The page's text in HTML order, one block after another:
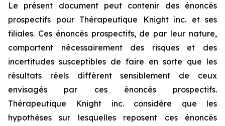
Le présent document peut contenir des énoncés
prospectifs pour Thérapeutique Knight inc. et ses
filiales. Ces énoncés prospectifs, de par leur nature,
comportent nécessairement des risques et des
incertitudes susceptibles de faire en sorte que les
résultats réels diffèrent sensiblement de ceux
envisagés par ces énoncés prospectifs.
Thérapeutique Knight inc. considère que les
hypothèses sur lesquelles reposent ces énoncés